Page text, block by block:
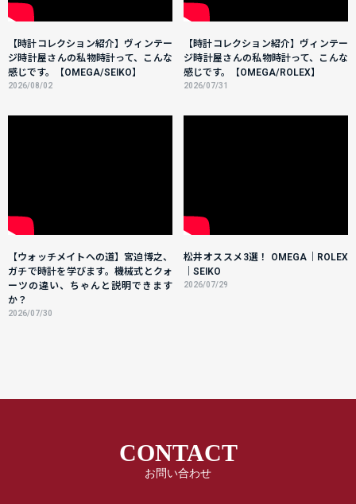
【時計コレクション紹介】ヴィンテー
ジ時計屋さんの私物時計って、こんな
感じです。【OMEGA/SEIKO】
2026/08/02
【時計コレクション紹介】ヴィンテー
ジ時計屋さんの私物時計って、こんな
感じです。【OMEGA/ROLEX】
2026/07/31
【ウォッチメイトへの道】宮迫博之、
ガチで時計を学びます。機械式とクォ
ーツの違い、ちゃんと説明できます
か？
2026/07/30
松井オススメ3選！ OMEGA｜ROLEX
｜SEIKO
2026/07/29
CONTACT
お問い合わせ